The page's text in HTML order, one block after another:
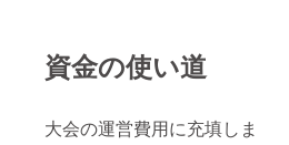
資金の使い道
大会の運営費用に充填しま